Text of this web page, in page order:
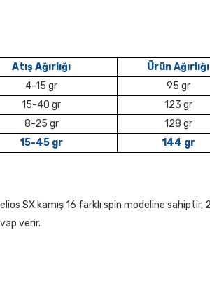
Atış Ağırlığı
Ürün Ağırlığı
4-15 gr
95 gr
15-40 gr
123 gr
8-25 gr
128 gr
15-45 gr 144 gr
SX kamış 16 farklı spin modeline sahiptir,
verir.